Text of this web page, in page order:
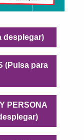
desplegar)
(Pulsa para
persona de
PERSONA